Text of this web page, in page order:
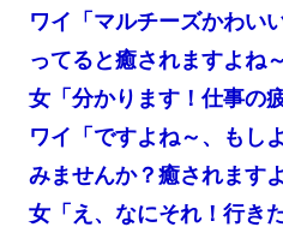
ワイ「マルチーズかわい
ってると癒されますよね～
女「分かります！仕事の
ワイ「ですよね～、もし
みませんか？癒されますよ
女「え、なにそれ！行き